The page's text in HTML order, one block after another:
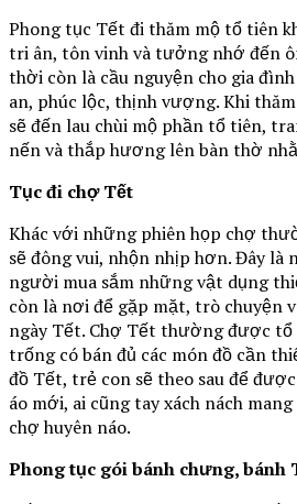
Phong tục Tết đi thăm mộ tổ tiên
tri ân, tôn vinh và tưởng nhớ đến
thời còn là cầu nguyện cho gia
an, phúc lộc, thịnh vượng. Khi
sẽ đến lau chùi mộ phần tổ tiên,
nến và thắp hương lên bàn thờ
Tục đi chợ Tết
Khác với những phiên họp chợ
sẽ đông vui, nhộn nhịp hơn. Đây là
người mua sắm những vật dụng
còn là nơi để gặp mặt, trò chuyện
ngày Tết. Chợ Tết thường được
trống có bán đủ các món đồ cần
đồ Tết, trẻ con sẽ theo sau để
áo mới, ai cũng tay xách nách
chợ huyên náo.
Phong tục gói bánh chưng, bánh